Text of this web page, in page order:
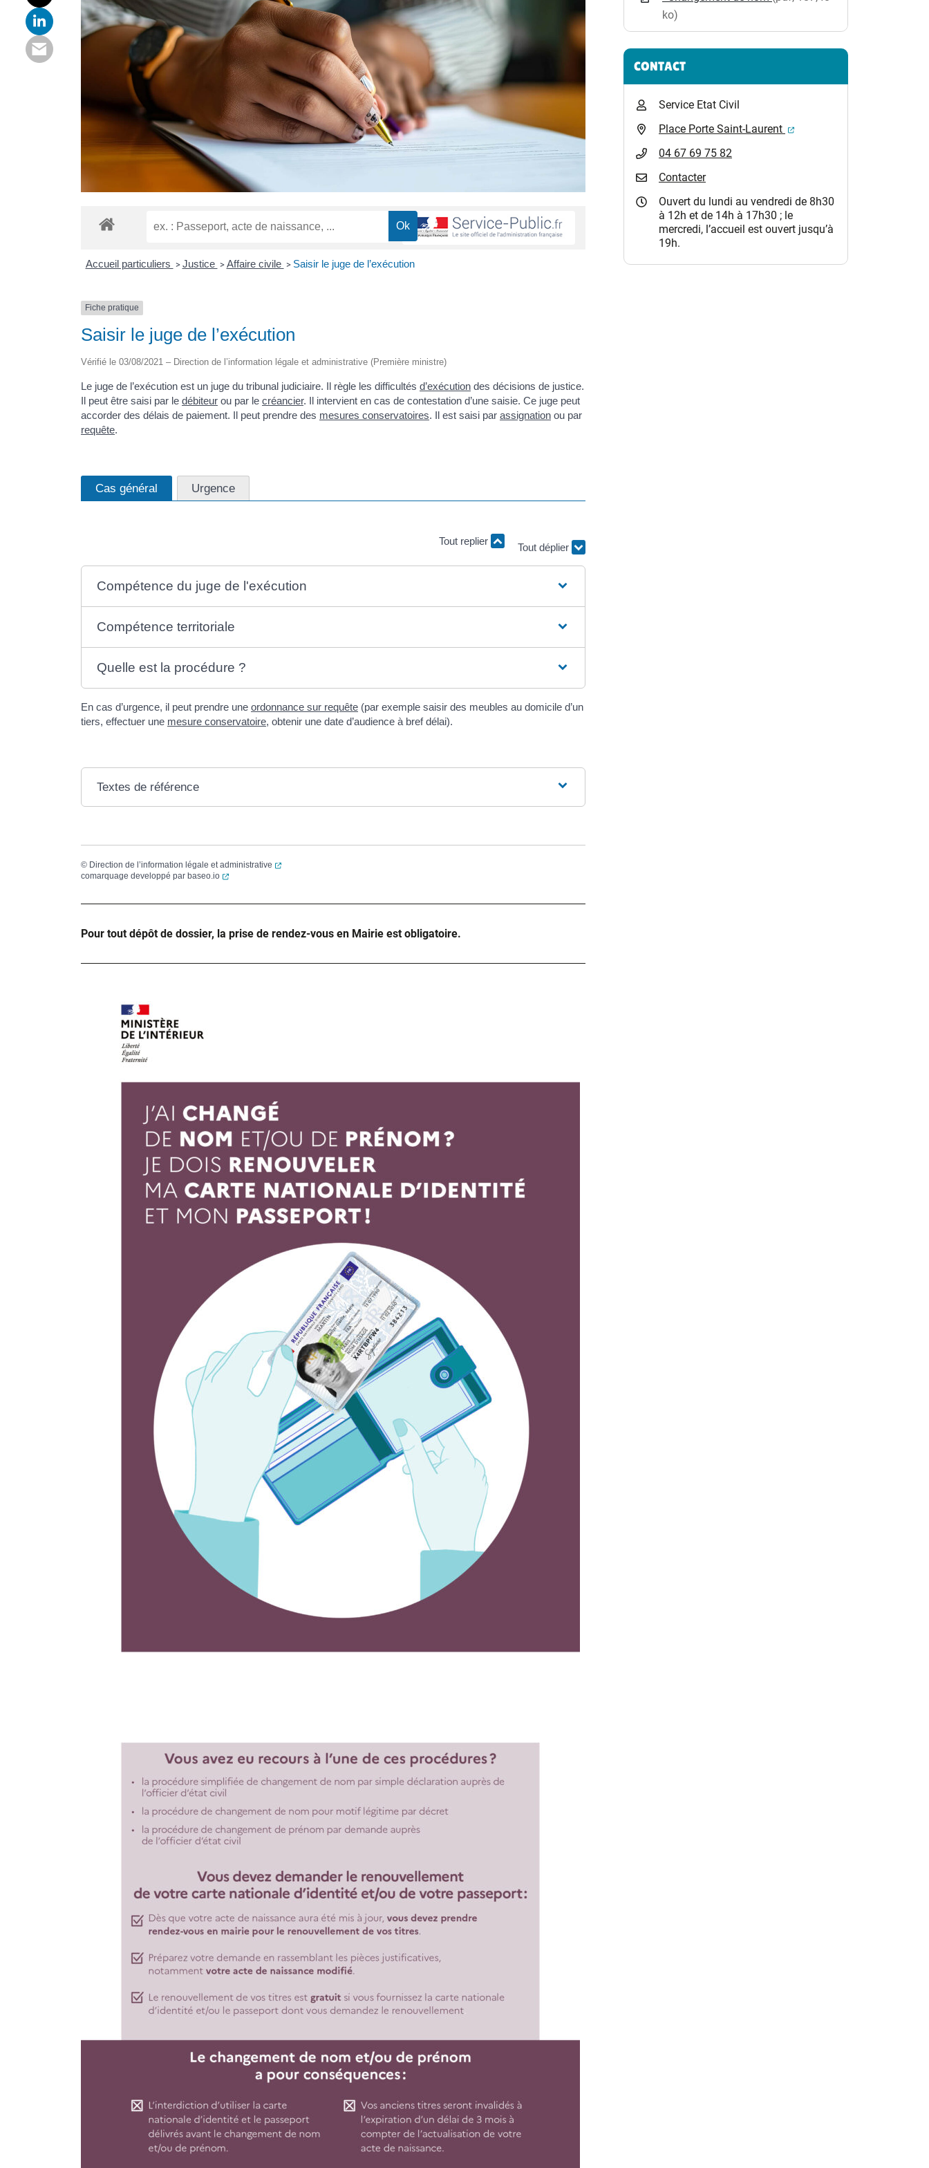
Accueil particuliers > Justice > Affaire civile > Saisir le juge de l’exécution
Fiche pratique
Saisir le juge de l’exécution
Vérifié le 03/08/2021 – Direction de l’information légale et administrative (Première ministre)
Le juge de l’exécution est un juge du tribunal judiciaire. Il règle les difficultés d’exécution des décisions de justice.
Il peut être saisi par le débiteur ou par le créancier. Il intervient en cas de contestation d’une saisie. Ce juge peut
accorder des délais de paiement. Il peut prendre des mesures conservatoires. Il est saisi par assignation ou par
requête.
Cas général Urgence
Tout replier
Compétence du juge de l'exécution
Compétence territoriale
Quelle est la procédure ?
En cas d’urgence, il peut prendre une ordonnance sur requête (par exemple saisir des meubles au domicile d’un
tiers, effectuer une mesure conservatoire, obtenir une date d’audience à bref délai).
Textes de référence
© Direction de l’information légale et administrative
(ouverture dans un nouvel onglet)
comarquage developpé par baseo.io (ouverture dans un nouvel onglet)
Pour tout dépôt de dossier, la prise de rendez-vous en Mairie est obligatoire.
ko)
CONTACT
Service Etat Civil
Place Porte Saint-Laurent
(ouverture dans un nouvel
04 67 69 75 82
Contacter
Ouvert du lundi au vendredi de 8h30
à 12h et de 14h à 17h30 ; le
mercredi, l’accueil est ouvert jusqu’à
19h.